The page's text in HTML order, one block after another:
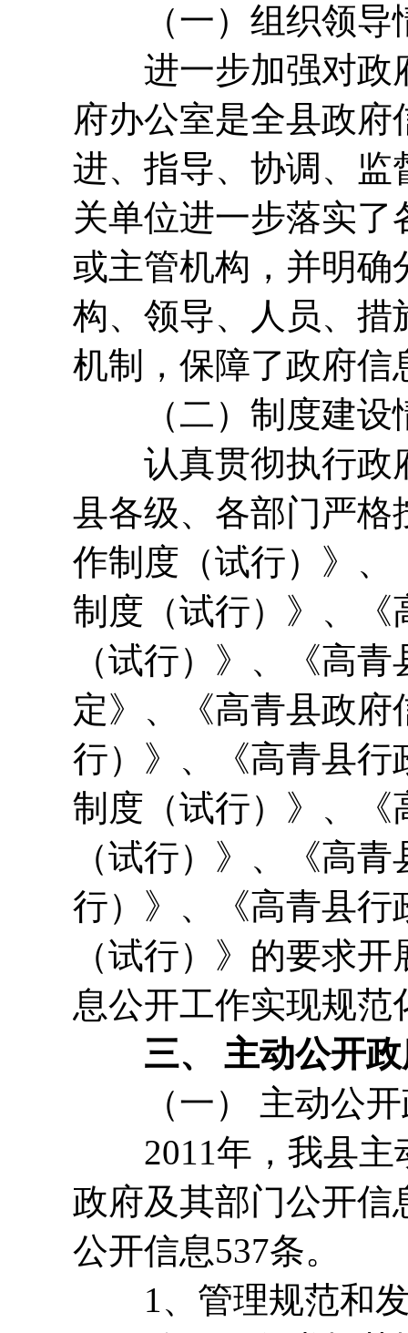
（一）组织领导
进一步加强对政
府办公室是全县政
进、指导、协调、监
关单位进一步落实
或主管机构，并明确
构、领导、人员、措
机制，保障了政府信
（二）制度建设
认真贯彻执行政
县各级、各部门严格
作制度（试行）》、
制度（试行）》、《
（试行）》、《高
定》、《高青县政
行）》、《高青县行
制度（试行）》、《
（试行）》、《高
行）》、《高青县行
（试行）》的要求
息公开工作实现规
三、 主动公开
（一） 主动公开
2011年，我县主
政府及其部门公开信
公开信息537条。
1、管理规范和发